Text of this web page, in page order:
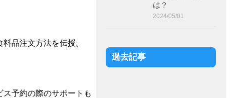
品注文方法を伝授。
予約の際のサポートも
は？
2024/05/01
過去記事